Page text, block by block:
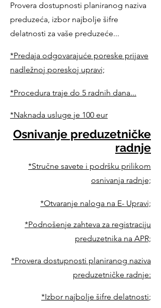
Provera dostupnosti planiranog naziva
preduzeća, izbor najbolje šifre
delatnosti za vaše preduzeće...
*Predaja odgovarajuće poreske prijave
nadležnoj poreskoj upravi;
*Procedura traje do 5 radnih dana...
*Naknada usluge je 100 eur
Osnivanje preduzetničke
radnje
*Stručne savete i podršku prilikom
osnivanja radnje;
*Otvaranje naloga na E- Upravi;
*Podnošenje zahteva za registraciju
preduzetnika na APR;
*Provera dostupnosti planiranog naziva
preduzetničke radnje:
*Izbor najbolje šifre delatnosti;